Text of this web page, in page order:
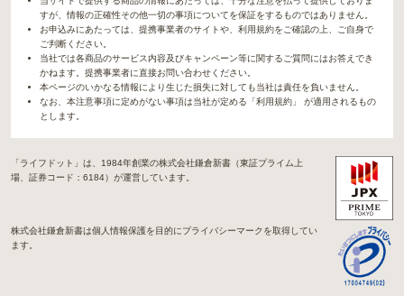
すが、情報の正確性その他一切の事項についてを保証をするものではありません。
お申込みにあたっては、提携事業者のサイトや、利用規約をご確認の上、ご自身で
ご判断ください。
当社では各商品のサービス内容及びキャンペーン等に関するご質問にはお答えでき
かねます。提携事業者に直接お問い合わせください。
本ページのいかなる情報により生じた損失に対しても当社は責任を負いません。
なお、本注意事項に定めがない事項は当社が定める「利用規約」 が適用されるもの
とします。
「ライフドット」は、1984年創業の株式会社鎌倉新書（東証プライム上
場、証券コード：6184）が運営しています。
株式会社鎌倉新書は個人情報保護を目的にプライバシーマークを取得してい
ます。